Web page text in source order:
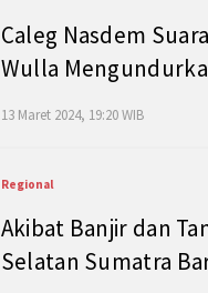
Caleg Nasdem
Wulla
13 Maret 2024, 19:20 WIB
Regional
Akibat Banjir dan
Selatan Sumatra